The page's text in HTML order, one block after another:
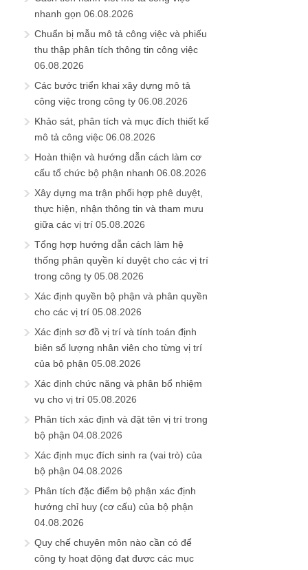
nhanh gọn 06.08.2026
Chuẩn bị mẫu mô tả công việc và phiếu
thu thập phân tích thông tin công việc
06.08.2026
Các bước triển khai xây dựng mô tả
công việc trong công ty 06.08.2026
Khảo sát, phân tích và mục đích thiết kế
mô tả công việc 06.08.2026
Hoàn thiện và hướng dẫn cách làm cơ
cấu tổ chức bộ phận nhanh 06.08.2026
Xây dựng ma trận phối hợp phê duyệt,
thực hiện, nhận thông tin và tham mưu
giữa các vị trí 05.08.2026
Tổng hợp hướng dẫn cách làm hệ
thống phân quyền kí duyệt cho các vị trí
trong công ty 05.08.2026
Xác định quyền bộ phận và phân quyền
cho các vị trí 05.08.2026
Xác định sơ đồ vị trí và tính toán định
biên số lượng nhân viên cho từng vị trí
của bộ phận 05.08.2026
Xác định chức năng và phân bổ nhiệm
vụ cho vị trí 05.08.2026
Phân tích xác định và đặt tên vị trí trong
bộ phận 04.08.2026
Xác định mục đích sinh ra (vai trò) của
bộ phận 04.08.2026
Phân tích đặc điểm bộ phận xác định
hướng chỉ huy (cơ cấu) của bộ phận
04.08.2026
Quy chế chuyên môn nào cần có để
công ty hoạt động đạt được các mục